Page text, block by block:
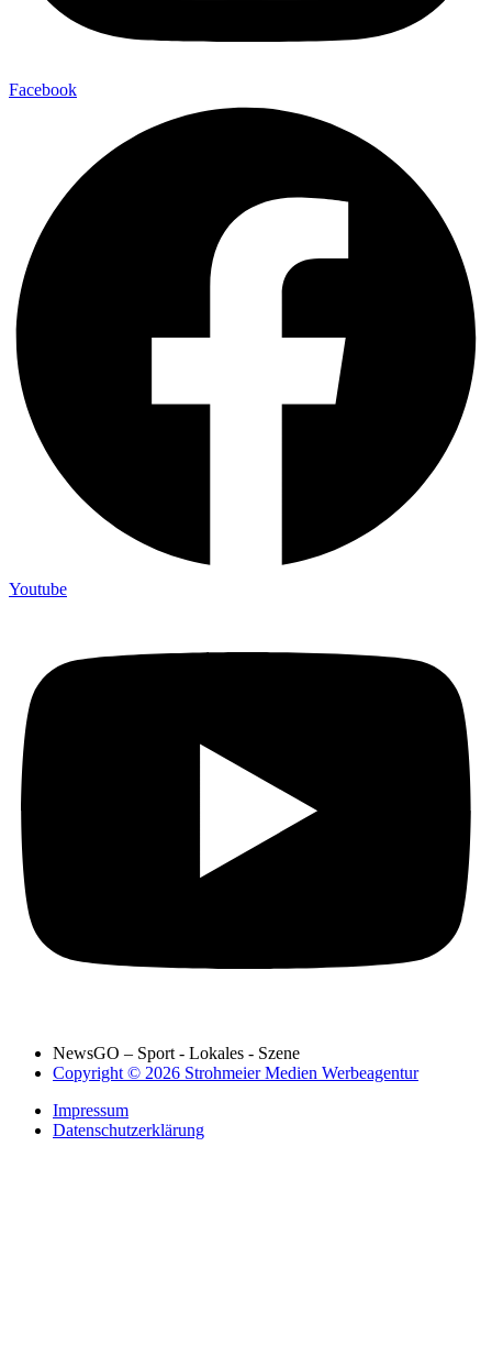
Facebook
Youtube
NewsGO – Sport - Lokales - Szene
Copyright © 2026 Strohmeier Medien Werbeagentur
Impressum
Datenschutzerklärung